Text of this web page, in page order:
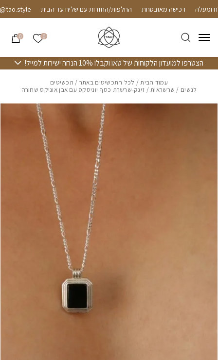
Skip to Contentרכישה מאובטחת החלפות/החזרות עם שליח עד הבית
0 הרשימה
0
הצטרפו למועדון הלקוחות של טאו וקבלו 10% הנחה ישירות למייל!
עמוד הבית/ לכל התכשיטים באתר / תכשיטים
לנשים / שרשראות/ זינק-שרשרת כסף יוניסקס עם אבן אוניקס שחורה
בחזרה למעלה